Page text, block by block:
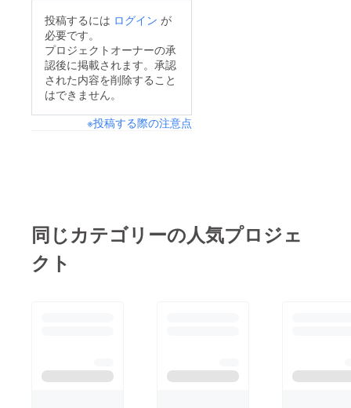
投稿するには ログイン が
必要です。
プロジェクトオーナーの承
認後に掲載されます。承認
された内容を削除すること
はできません。
※投稿する際の注意点
同じカテゴリーの人気プロジェ
クト